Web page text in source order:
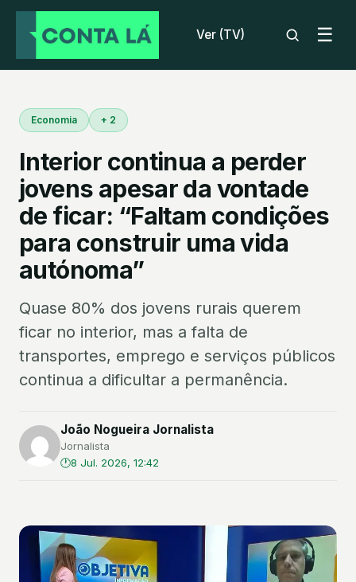
Ver (TV) ☰
Economia + 2
Interior continua a perder
jovens apesar da vontade
de ficar: “Faltam condições
para construir uma vida
autónoma”
Quase 80% dos jovens rurais querem
ficar no interior, mas a falta de
transportes, emprego e serviços públicos
continua a dificultar a permanência.
João Nogueira Jornalista
Jornalista
8 Jul. 2026, 12:42